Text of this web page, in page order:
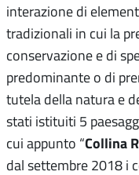
interazione di
tradizionali in cui la
conservazione e di
predominante o di
tutela della natura e
stati istituiti 5
cui appunto “Collina
dal settembre 2018 i